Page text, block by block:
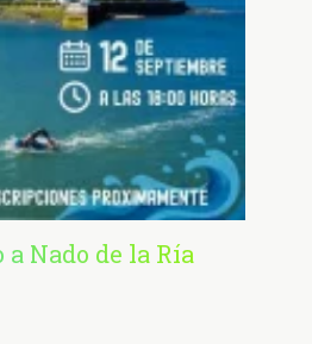
a Nado de la Ría